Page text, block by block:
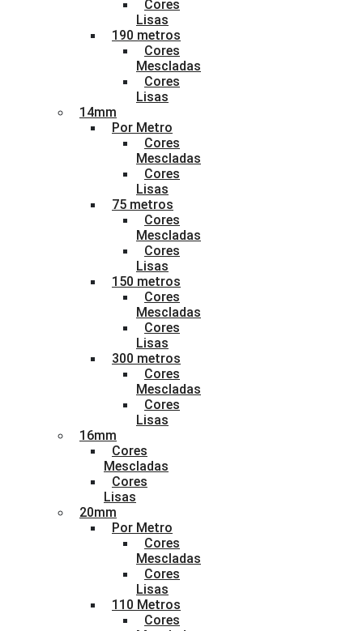
Cores
Lisas
190 metros
Cores
Mescladas
Cores
Lisas
14mm
Por Metro
Cores
Mescladas
Cores
Lisas
75 metros
Cores
Mescladas
Cores
Lisas
150 metros
Cores
Mescladas
Cores
Lisas
300 metros
Cores
Mescladas
Cores
Lisas
16mm
Cores
Mescladas
Cores
Lisas
20mm
Por Metro
Cores
Mescladas
Cores
Lisas
110 Metros
Cores